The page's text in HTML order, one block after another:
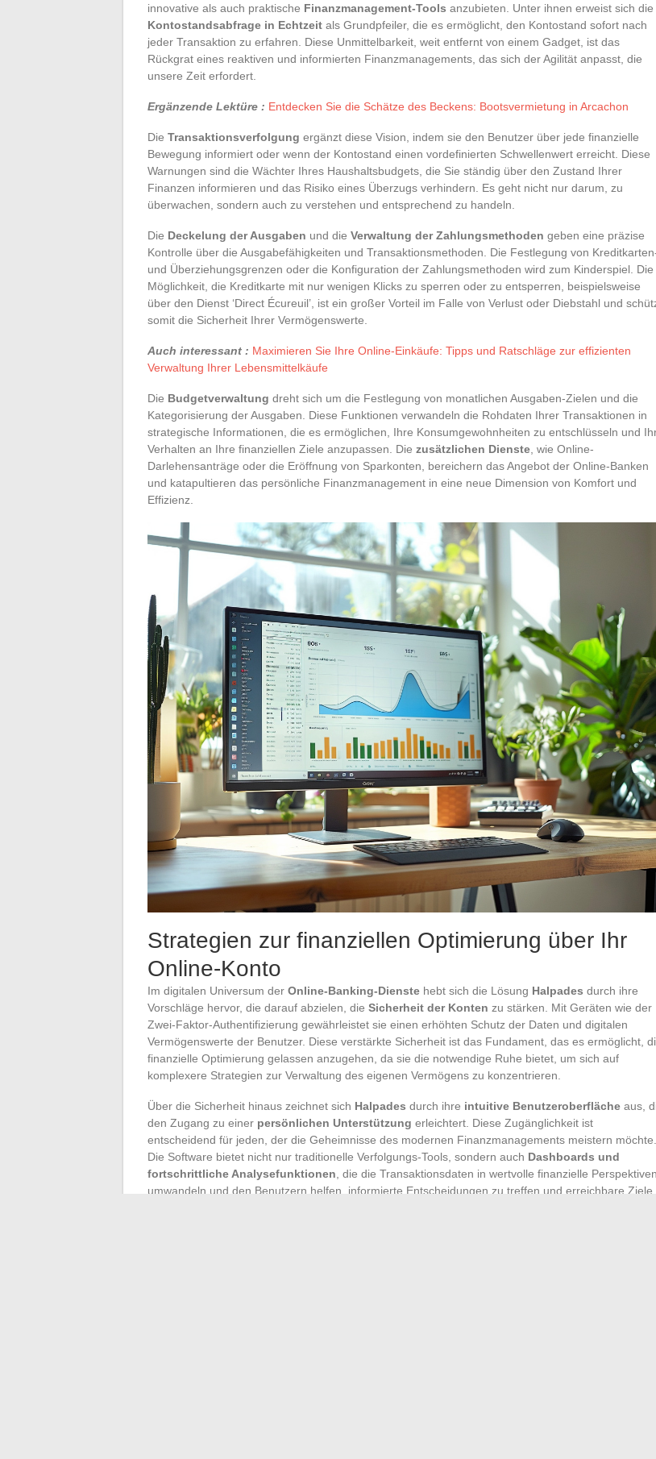
innovative als auch praktische Finanzmanagement-Tools anzubieten. Unter ihnen erweist sich die
Kontostandsabfrage in Echtzeit als Grundpfeiler, die es ermöglicht, den Kontostand sofort nach
jeder Transaktion zu erfahren. Diese Unmittelbarkeit, weit entfernt von einem Gadget, ist das
Rückgrat eines reaktiven und informierten Finanzmanagements, das sich der Agilität anpasst, die
unsere Zeit erfordert.
Ergänzende Lektüre : Entdecken Sie die Schätze des Beckens: Bootsvermietung in Arcachon
Die Transaktionsverfolgung ergänzt diese Vision, indem sie den Benutzer über jede finanzielle
Bewegung informiert oder wenn der Kontostand einen vordefinierten Schwellenwert erreicht. Diese
Warnungen sind die Wächter Ihres Haushaltsbudgets, die Sie ständig über den Zustand Ihrer
Finanzen informieren und das Risiko eines Überzugs verhindern. Es geht nicht nur darum, zu
überwachen, sondern auch zu verstehen und entsprechend zu handeln.
Die Deckelung der Ausgaben und die Verwaltung der Zahlungsmethoden geben eine präzise
Kontrolle über die Ausgabefähigkeiten und Transaktionsmethoden. Die Festlegung von
und Überziehungsgrenzen oder die Konfiguration der Zahlungsmethoden wird zum Kinderspiel. Die
Möglichkeit, die Kreditkarte mit nur wenigen Klicks zu sperren oder zu entsperren, beispielsweise
über den Dienst ‘Direct Écureuil’, ist ein großer Vorteil im Falle von Verlust oder Diebstahl und
somit die Sicherheit Ihrer Vermögenswerte.
Auch interessant : Maximieren Sie Ihre Online-Einkäufe: Tipps und Ratschläge zur effizienten
Verwaltung Ihrer Lebensmittelkäufe
Die Budgetverwaltung dreht sich um die Festlegung von monatlichen Ausgaben-Zielen und die
Kategorisierung der Ausgaben. Diese Funktionen verwandeln die Rohdaten Ihrer Transaktionen in
strategische Informationen, die es ermöglichen, Ihre Konsumgewohnheiten zu entschlüsseln und
Verhalten an Ihre finanziellen Ziele anzupassen. Die zusätzlichen Dienste , wie Online-
Darlehensanträge oder die Eröffnung von Sparkonten, bereichern das Angebot der Online-Banken
und katapultieren das persönliche Finanzmanagement in eine neue Dimension von Komfort und
Effizienz.
Strategien zur finanziellen Optimierung über Ihr
Online-Konto
Im digitalen Universum der Online-Banking-Dienste hebt sich die Lösung Halpades durch ihre
Vorschläge hervor, die darauf abzielen, die Sicherheit der Konten zu stärken. Mit Geräten wie der
Zwei-Faktor-Authentifizierung gewährleistet sie einen erhöhten Schutz der Daten und digitalen
Vermögenswerte der Benutzer. Diese verstärkte Sicherheit ist das Fundament, das es ermöglicht,
finanzielle Optimierung gelassen anzugehen, da sie die notwendige Ruhe bietet, um sich auf
komplexere Strategien zur Verwaltung des eigenen Vermögens zu konzentrieren.
Über die Sicherheit hinaus zeichnet sich Halpades durch ihre intuitive Benutzeroberfläche aus,
den Zugang zu einer persönlichen Unterstützung erleichtert. Diese Zugänglichkeit ist
entscheidend für jeden, der die Geheimnisse des modernen Finanzmanagements meistern möchte.
Die Software bietet nicht nur traditionelle Verfolgungs-Tools, sondern auch Dashboards und
fortschrittliche Analysefunktionen , die die Transaktionsdaten in wertvolle finanzielle Perspektiven
umwandeln und den Benutzern helfen, informierte Entscheidungen zu treffen und erreichbare Ziele